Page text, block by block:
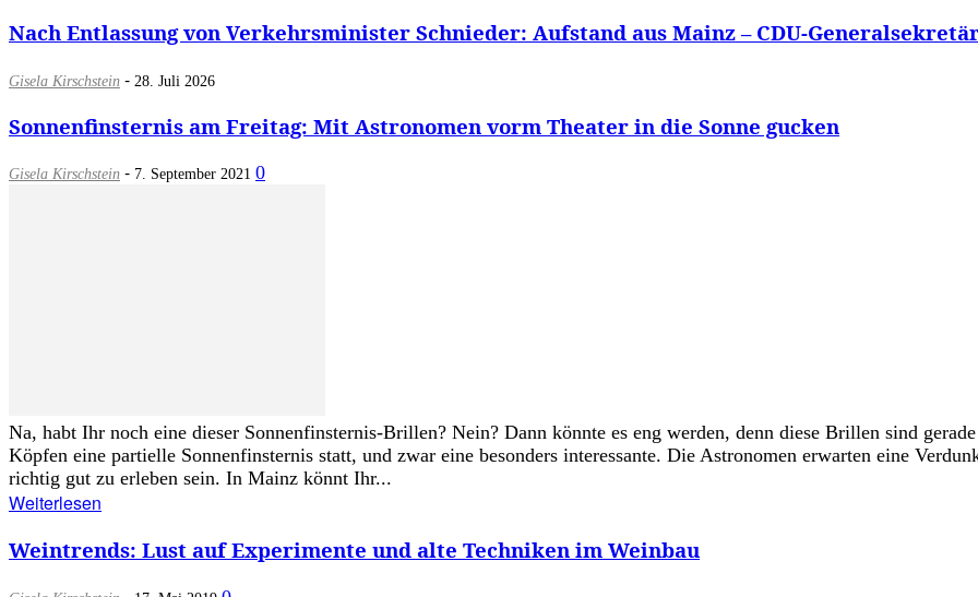
Nach Entlassung von Verkehrsminister Schnieder: Aufstand aus Mainz – CDU-
Gisela Kirschstein - 28. Juli 2026
Sonnenfinsternis am Freitag: Mit Astronomen vorm Theater in die Sonne gucken
Gisela Kirschstein - 7. September 2021 0
Na, habt Ihr noch eine dieser Sonnenfinsternis-Brillen? Nein? Dann könnte es eng werden, denn diese Brillen sind
Köpfen eine partielle Sonnenfinsternis statt, und zwar eine besonders interessante. Die Astronomen erwarten eine
richtig gut zu erleben sein. In Mainz könnt Ihr...
Weiterlesen
Weintrends: Lust auf Experimente und alte Techniken im Weinbau